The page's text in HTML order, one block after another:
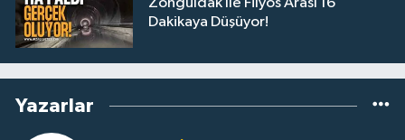
Zonguldak İle Filyos Arası 16
Dakikaya Düşüyor!
Yazarlar